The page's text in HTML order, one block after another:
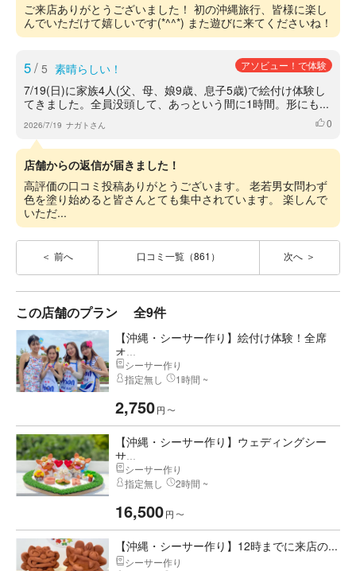
ご来店ありがとうございました！ 初の沖縄旅行、皆様に楽し
んでいただけて嬉しいです(*^^*) また遊びに来てくださいね！
5/ 5 素晴らしい！ アソビュー！で体験
7/19(日)に家族4人(父、母、娘9歳、息子5歳)で絵付け体験し
てきました。全員没頭して、あっという間に1時間。形にも...
2026/7/19 ナガトさん いいね
0
店舗からの返信が届きました！
高評価の口コミ投稿ありがとうございます。 老若男女問わず
色を塗り始めると皆さんとても集中されています。 楽しんで
いただ...
前へ 口コミ一覧（861） 次へ
この店舗のプラン 全9件
【沖縄・シーサー作り】絵付け体験！全席
オ...
シーサー作り
指定無し
1時間 ~
2,750円 〜
【沖縄・シーサー作り】ウェディングシー
サ...
シーサー作り
指定無し
2時間 ~
16,500円 〜
【沖縄・シーサー作り】12時までに来店の...
シーサー作り